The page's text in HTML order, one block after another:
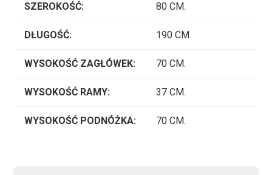
SZEROKOŚĆ: 80 CM.
DŁUGOŚĆ: 190 CM.
WYSOKOŚĆ ZAGŁÓWEK: 70 CM.
WYSOKOŚĆ RAMY: 37 CM.
WYSOKOŚĆ PODNÓŻKA: 70 CM.